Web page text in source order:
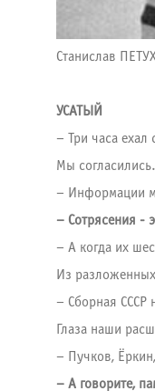
Станислав
УСАТЫЙ
– Три часа ехал
Мы
– Информации
– Сотрясения -
– А когда их
Из
– Сборная СССР
Глаза наши
– Пучков,
– А говорите,